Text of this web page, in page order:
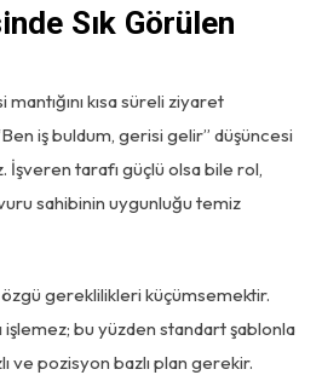
Sık Görülen
mantığını kısa süreli ziyaret
iş buldum, gerisi gelir” düşüncesi
tarafı güçlü olsa bile rol,
sahibinin uygunluğu temiz
gereklilikleri küçümsemektir.
bu yüzden standart şablonla
ve pozisyon bazlı plan gerekir.